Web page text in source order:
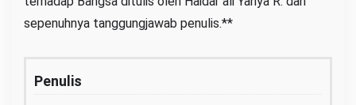
sepenuhnya tanggungjawab penulis.**
Penulis